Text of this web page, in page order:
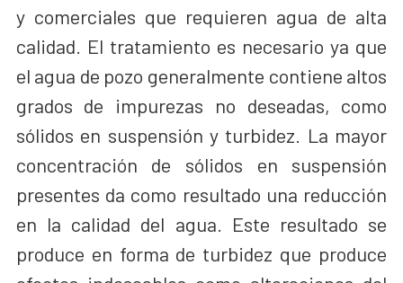
y comerciales que requieren agua de alta
calidad. El tratamiento es necesario ya que
el agua de pozo generalmente contiene altos
grados de impurezas no deseadas, como
sólidos en suspensión y turbidez. La mayor
concentración de sólidos en suspensión
presentes da como resultado una reducción
en la calidad del agua. Este resultado se
produce en forma de turbidez que produce